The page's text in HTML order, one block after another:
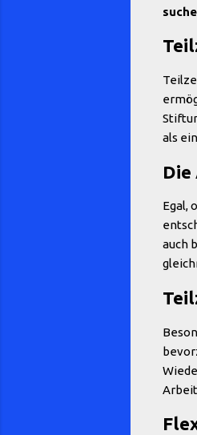
als
Egal,
auch